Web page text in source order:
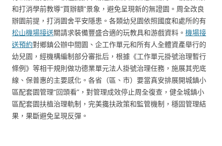
和打消學前教導“買辦額”景象，避免呈現新的無證園。周全改良
辦園前提，打消園舍平安隱患。各類幼兒園依照國度和處所的有
松山機場接送關請求裝備豐盛合適的玩教具和游戲資料。 機場接
送預約對鄉鎮公辦中間園、企工作單元和所有人全體資產舉行的
幼兒園，經機構編制部分審批后，根據《工作單元掛號治理暫行
條例》等相干規則做功德業單元法人掛號治理任務，施展其兜底
線、保普惠的主要感化。各省（區、市）要當真安排展開城鎮小
區配套園管理“回頭看”，對管理成效停止周全復查，健全城鎮小
區配套園扶植治理軌制，完美攙扶政策和監管機制，穩固管理結
果，果斷避免呈現反彈。